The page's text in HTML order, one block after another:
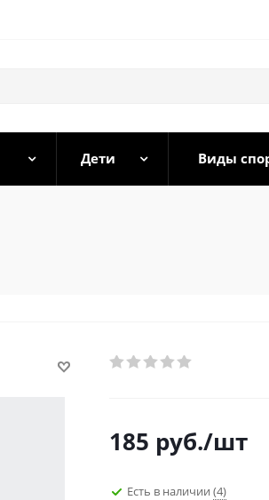
Дети Виды
185 руб./шт
Есть в наличии (4)